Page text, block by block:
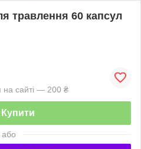
травлення 60 капсул
на сайті — 200 ₴
Купити
або